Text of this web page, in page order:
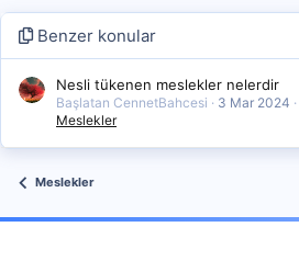
Benzer konular
Nesli tükenen meslekler nelerdir
Başlatan CennetBahcesi 3 Mar 2024
Meslekler
Meslekler